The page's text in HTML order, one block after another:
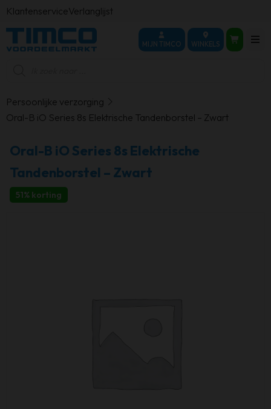
KlantenserviceVerlanglijst
MIJN TIMCO WINKELS
Persoonlijke verzorging
Oral-B iO Series 8s Elektrische Tandenborstel – Zwart
Oral-B iO Series 8s Elektrische
Tandenborstel – Zwart
51% korting